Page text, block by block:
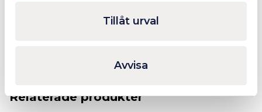
Tillåt urval
Avvisa
Relaterade produkter